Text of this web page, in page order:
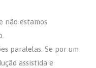
não estamos
paralelas. Se por um
assistida e